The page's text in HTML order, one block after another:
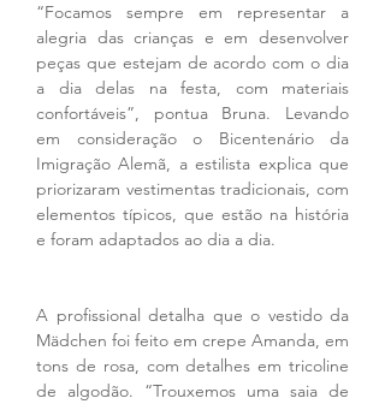
“Focamos sempre em representar a
alegria das crianças e em desenvolver
peças que estejam de acordo com o dia
a dia delas na festa, com materiais
confortáveis”, pontua Bruna. Levando
em consideração o Bicentenário da
Imigração Alemã, a estilista explica que
priorizaram vestimentas tradicionais, com
elementos típicos, que estão na história
e foram adaptados ao dia a dia.
A profissional detalha que o vestido da
Mädchen foi feito em crepe Amanda, em
tons de rosa, com detalhes em tricoline
de algodão. “Trouxemos uma saia de